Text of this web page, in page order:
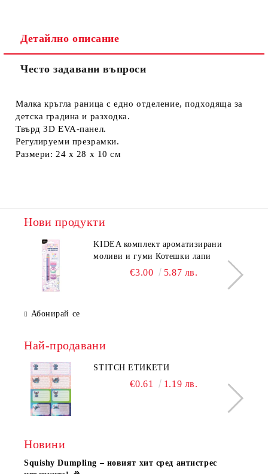
Детайлно описание
Често задавани въпроси
Малка кръгла раница с едно отделение, подходяща за
детска градина и разходка.
Твърд 3D EVA-панел.
Регулируеми презрамки.
Размери: 24 х 28 х 10 см
Нови продукти
KIDEA комплект ароматизирани
моливи и гуми Котешки лапи
€3.00 5.87 лв.
Абонирай се
Най-продавани
STITCH ЕТИКЕТИ
€0.61 1.19 лв.
Новини
Squishy Dumpling – новият хит сред антистрес